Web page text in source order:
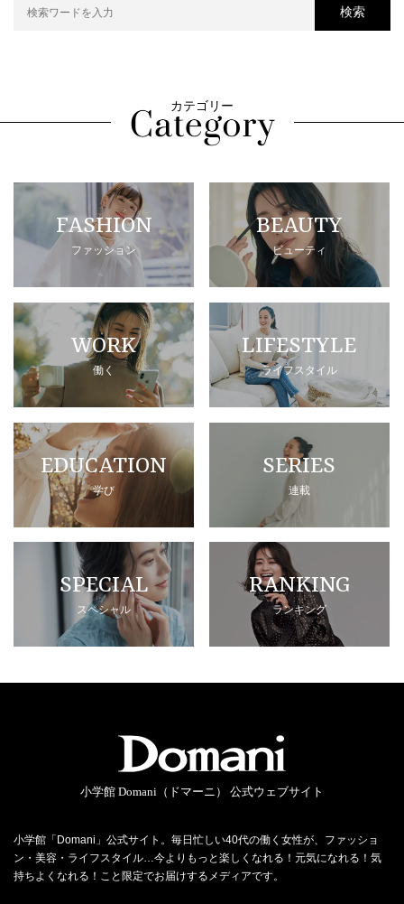
検索
カテゴリー
FASHION
ファッション
BEAUTY
ビューティ
WORK
働く
LIFESTYLE
ライフスタイル
EDUCATION
学び
SERIES
連載
SPECIAL
スペシャル
RANKING
ランキング
小学館 Domani（ドマーニ） 公式ウェブサイト
小学館「Domani」公式サイト。毎日忙しい40代の働く女性が、ファッショ
ン・美容・ライフスタイル…今よりもっと楽しくなれる！元気になれる！気
持ちよくなれる！こと限定でお届けするメディアです。